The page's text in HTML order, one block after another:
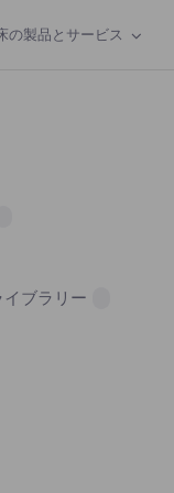
の製品とサービス
ブラリー